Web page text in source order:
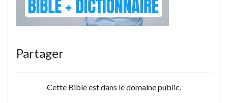
Partager
Cette Bible est dans le domaine public.